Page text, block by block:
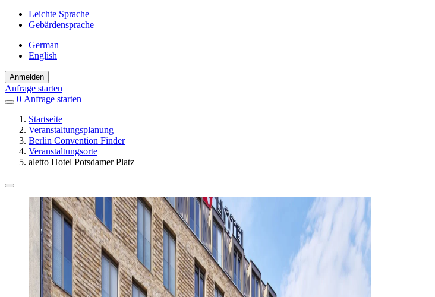
Leichte Sprache
Gebärdensprache
German
English
Anmelden
Anfrage starten
0 Einträge
Favoriten
Anfrage starten
Startseite
Veranstaltungsplanung
Berlin Convention Finder
Veranstaltungsorte
aletto Hotel Potsdamer Platz